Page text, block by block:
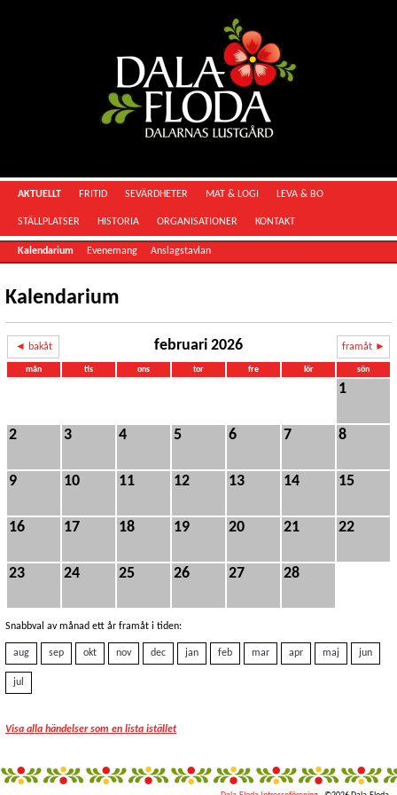
AKTUELLT FRITID SEVÄRDHETER MAT & LOGI LEVA & BO
STÄLLPLATSER HISTORIA ORGANISATIONER KONTAKT
Kalendarium Evenemang Anslagstavlan
Kalendarium
◄ bakåt februari 2026 framåt ►
mån tis ons tor fre lör sön
1
2 3 4 5 6 7 8
9 10 11 12 13 14 15
16 17 18 19 20 21 22
23 24 25 26 27 28
Snabbval av månad ett år framåt i tiden:
aug sep okt nov dec jan feb mar apr maj jun
jul
Visa alla händelser som en lista istället